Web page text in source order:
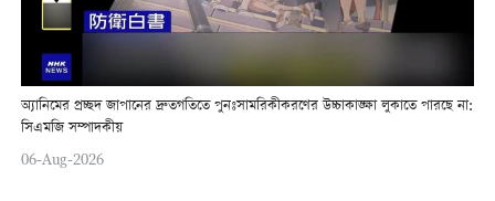
অ্যানিমের প্রচ্ছদ জাপানের দ্রুতগতিতে পুনঃসামরিকীকরণের উচ্চাকাঙ্ক্ষা লুকাতে পারছে না:
সিএমজি সম্পাদকীয়
06-Aug-2026